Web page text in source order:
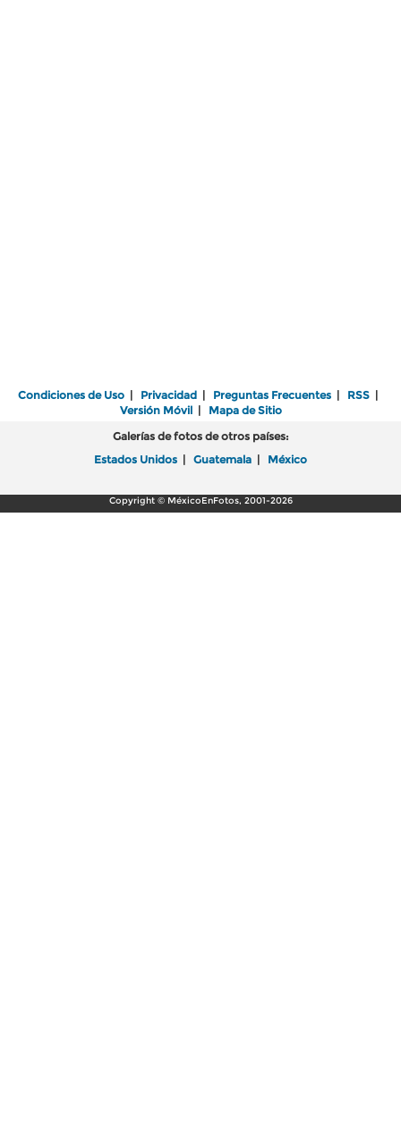
Condiciones de Uso | Privacidad | Preguntas Frecuentes | RSS |
Versión Móvil| Mapa de Sitio
Galerías de fotos de otros países:
Estados Unidos | Guatemala | México
Copyright © MéxicoEnFotos, 2001-2026